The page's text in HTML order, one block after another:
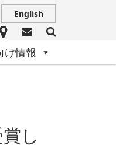
English
け情報
し